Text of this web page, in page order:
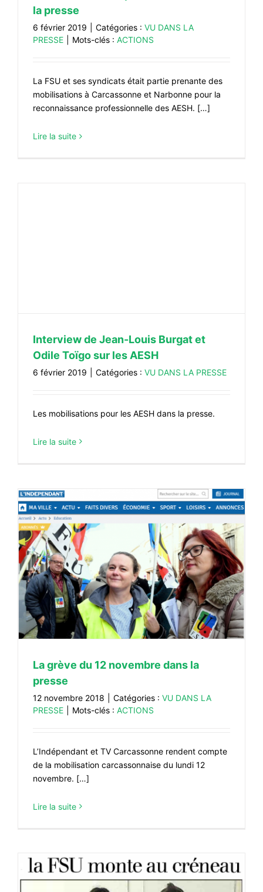
la presse
6 février 2019 Catégories : VU DANS LA
PRESSE
Mots-clés : ACTIONS
La FSU et ses syndicats était partie prenante des
mobilisations à Carcassonne et Narbonne pour la
reconnaissance professionnelle des AESH. […]
Lire la suite
Interview de Jean-Louis Burgat et
Odile Toïgo sur les AESH
6 février 2019 Catégories : VU DANS LA PRESSE
Les mobilisations pour les AESH dans la presse.
Lire la suite
La grève du 12 novembre dans la
presse
12 novembre 2018 Catégories : VU DANS LA
PRESSE
Mots-clés : ACTIONS
L’Indépendant et TV Carcassonne rendent compte
de la mobilisation carcassonnaise du lundi 12
novembre. […]
Lire la suite